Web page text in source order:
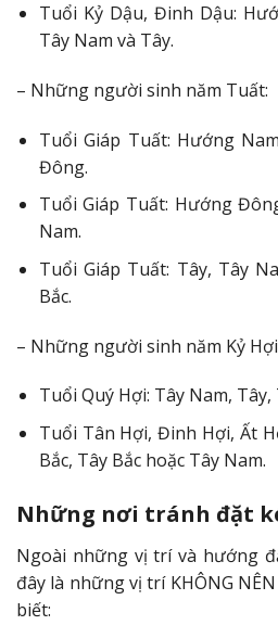
Tuổi Kỷ Dậu, Đinh Dậu:
Tây Nam và Tây.
– Những người sinh năm Tuất:
Tuổi Giáp Tuất: Hướng
Đông.
Tuổi Giáp Tuất: Hướng
Nam.
Tuổi Giáp Tuất: Tây, Tây
Bắc.
– Những người sinh năm Kỷ
Tuổi Quý Hợi: Tây Nam,
Tuổi Tân Hợi, Đinh Hợi, Ất
Bắc, Tây Bắc hoặc Tây Nam.
Những nơi tránh đặt
Ngoài những vị trí và hướng
đây là những vị trí KHÔNG
biết: